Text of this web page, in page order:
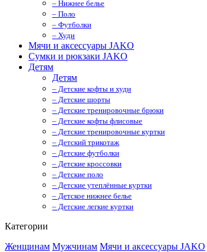
– Нижнее белье
– Поло
– Футболки
– Худи
Мячи и аксессуары JAKO
Сумки и рюкзаки JAKO
Детям
Детям
– Детские кофты и худи
– Детские шорты
– Детские тренировочные брюки
– Детские кофты флисовые
– Детские тренировочные куртки
– Детский трикотаж
– Детские футболки
– Детские кроссовки
– Детские поло
– Детские утеплённые куртки
– Детское нижнее белье
– Детские легкие куртки
Категории
Женщинам Мужчинам Мячи и аксессуары JAKO